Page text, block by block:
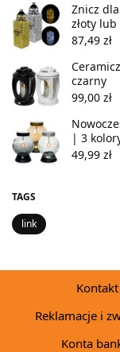
Znicz
złoty
87,49 zł
czarny
99,00 zł
| 3
49,99 zł
TAGS
link
Kontakt
Reklamacje i
Konta